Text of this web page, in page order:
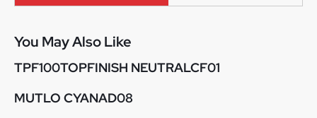
You May Also Like
TPF100TOPFINISH NEUTRALCF01
MUTLO CYANAD08